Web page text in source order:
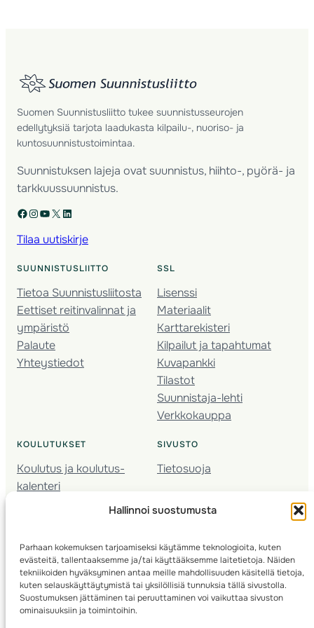
Hallinnoi suostumusta
Parhaan kokemuksen tarjoamiseksi käytämme teknologioita, kuten
evästeitä, tallentaaksemme ja/tai käyttääksemme laitetietoja. Näiden
tekniikoiden hyväksyminen antaa meille mahdollisuuden käsitellä tietoja,
kuten selauskäyttäytymistä tai yksilöllisiä tunnuksia tällä sivustolla.
Suostumuksen jättäminen tai peruuttaminen voi vaikuttaa sivuston
ominaisuuksiin ja toimintoihin.
Suomen Suunnistusliitto tukee suunnistusseurojen
edellytyksiä tarjota laadukasta kilpailu-, nuoriso- ja
kuntosuunnistustoimintaa.
Suunnistuksen lajeja ovat suunnistus, hiihto-, pyörä- ja
tarkkuussuunnistus.
Facebook Instagram YouTube X LinkedIn
Tilaa uutiskirje
SUUNNISTUSLIITTO
Tietoa Suunnistusliitosta
Eettiset reitinvalinnat ja
ympäristö
Palaute
Yhteystiedot
SSL
Lisenssi
Materiaalit
Karttarekisteri
Kilpailut ja tapahtumat
Kuvapankki
Tilastot
Suunnistaja-lehti
Verkkokauppa
KOULUTUKSET
Koulutus ja koulutus­
kalenteri
Nuorison koulutukset
Kartoitus
Ratamestari
SIVUSTO
Tietosuoja
© 2025 ·Suomen Suunnistusliitto· Valimotie 10, 00380 Helsinki, Finland